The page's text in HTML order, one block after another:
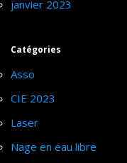
janvier 2023
Catégories
Asso
CIE 2023
Laser
Nage en eau libre